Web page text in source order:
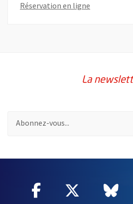
Réservation en ligne
La
Facebook
, Ouvre une
Twitter
, ,